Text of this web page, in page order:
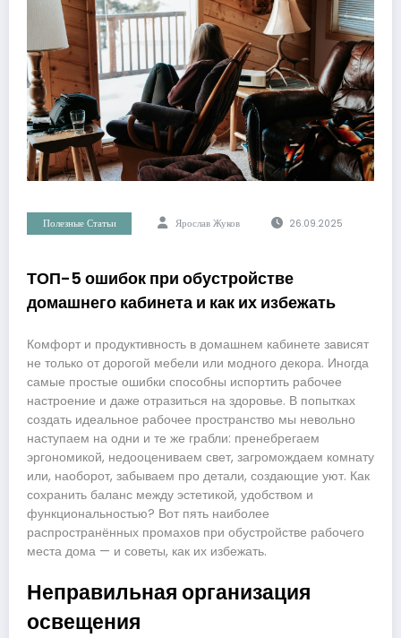
Полезные Статьи Ярослав Жуков 26.09.2025
ТОП-5 ошибок при обустройстве
домашнего кабинета и как их избежать
Комфорт и продуктивность в домашнем кабинете зависят
не только от дорогой мебели или модного декора. Иногда
самые простые ошибки способны испортить рабочее
настроение и даже отразиться на здоровье. В попытках
создать идеальное рабочее пространство мы невольно
наступаем на одни и те же грабли: пренебрегаем
эргономикой, недооцениваем свет, загромождаем комнату
или, наоборот, забываем про детали, создающие уют. Как
сохранить баланс между эстетикой, удобством и
функциональностью? Вот пять наиболее
распространённых промахов при обустройстве рабочего
места дома — и советы, как их избежать.
Неправильная организация
освещения